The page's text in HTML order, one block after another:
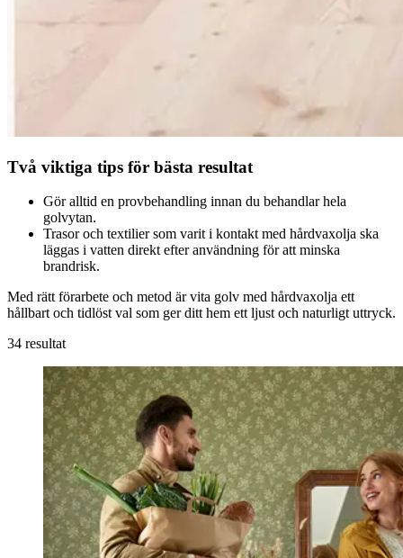
Två viktiga tips för bästa resultat
Gör alltid en provbehandling innan du behandlar hela
golvytan.
Trasor och textilier som varit i kontakt med hårdvaxolja ska
läggas i vatten direkt efter användning för att minska
brandrisk.
Med rätt förarbete och metod är vita golv med hårdvaxolja ett
hållbart och tidlöst val som ger ditt hem ett ljust och naturligt uttryck.
34 resultat